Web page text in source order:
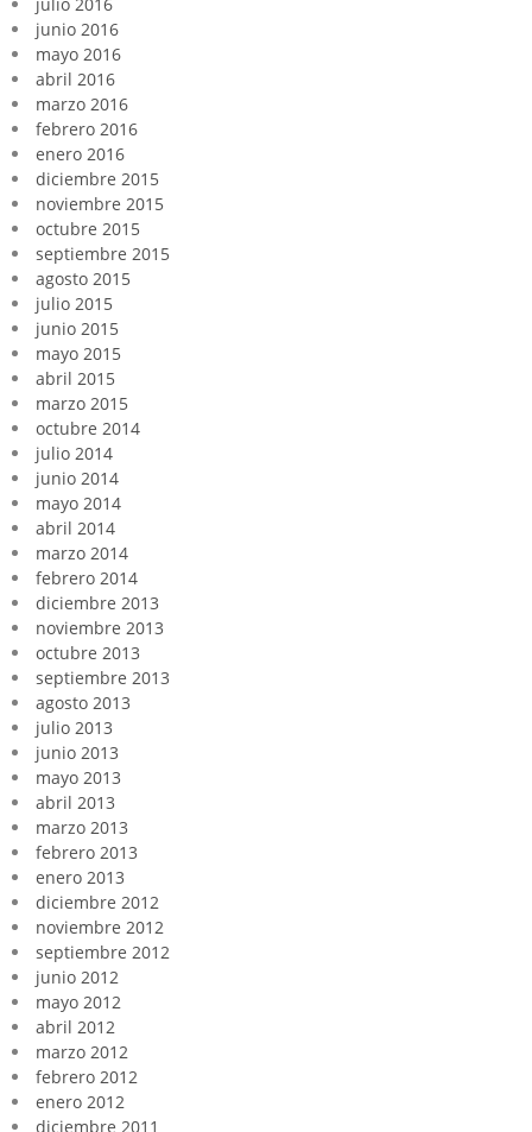
junio 2016
mayo 2016
abril 2016
marzo 2016
febrero 2016
enero 2016
diciembre 2015
noviembre 2015
octubre 2015
septiembre 2015
agosto 2015
julio 2015
junio 2015
mayo 2015
abril 2015
marzo 2015
octubre 2014
julio 2014
junio 2014
mayo 2014
abril 2014
marzo 2014
febrero 2014
diciembre 2013
noviembre 2013
octubre 2013
septiembre 2013
agosto 2013
julio 2013
junio 2013
mayo 2013
abril 2013
marzo 2013
febrero 2013
enero 2013
diciembre 2012
noviembre 2012
septiembre 2012
junio 2012
mayo 2012
abril 2012
marzo 2012
febrero 2012
enero 2012
diciembre 2011